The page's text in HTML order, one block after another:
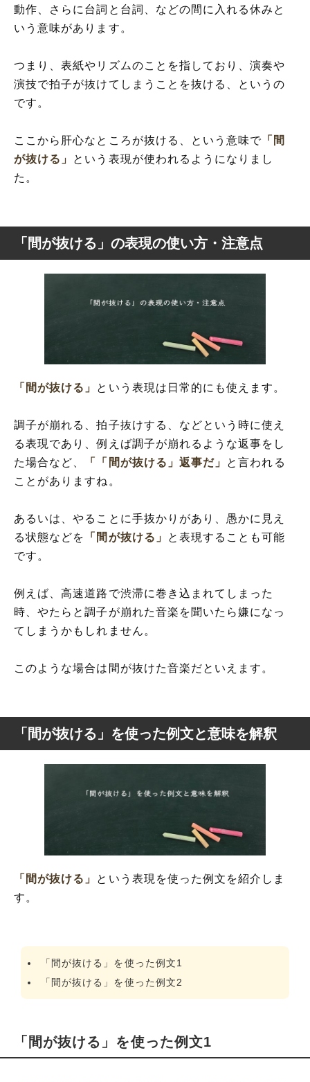
動作、さらに台詞と台詞、などの間に入れる休みと
いう意味があります。
つまり、表紙やリズムのことを指しており、演奏や
演技で拍子が抜けてしまうことを抜ける、というの
です。
ここから肝心なところが抜ける、という意味で 「間
が抜ける」 という表現が使われるようになりまし
た。
「間が抜ける」の表現の使い方・注意点
「間が抜ける」 という表現は日常的にも使えます。
調子が崩れる、拍子抜けする、などという時に使え
る表現であり、例えば調子が崩れるような返事をし
た場合など、
「 「間が抜ける」 返事だ」
と言われる
ことがありますね。
あるいは、やることに手抜かりがあり、愚かに見え
る状態などを
「間が抜ける」
と表現することも可能
です。
例えば、高速道路で渋滞に巻き込まれてしまった
時、やたらと調子が崩れた音楽を聞いたら嫌になっ
てしまうかもしれません。
このような場合は間が抜けた音楽だといえます。
「間が抜ける」を使った例文と意味を解釈
「間が抜ける」 という表現を使った例文を紹介しま
す。
「間が抜ける」を使った例文1
「間が抜ける」を使った例文2
「間が抜ける」を使った例文1